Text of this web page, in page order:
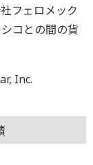
フェロメック
コとの間の貨
Inc.